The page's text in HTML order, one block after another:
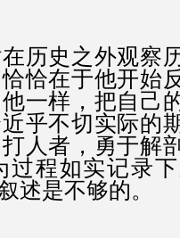
历史之外观察
恰在于他开始
一样，把自己
乎不切实际的
人者，勇于解
过程如实记录
述是不够的。